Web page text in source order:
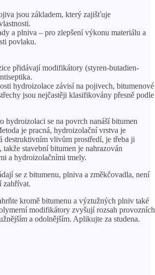
jsou základem, který zajišťuje
a plniva – pro zlepšení výkonu materiálu a
povlaku.
přidávají modifikátory (styren-butadien-
hydroizolace závisí na pojivech, bitumenové
jsou nejčastěji klasifikovány přesně podle
hydroizolaci se na povrch nanáší bitumen
je pracná, hydroizolační vrstva je
destruktivním vlivům prostředí, je třeba ji
takže stavební bitumen je nahrazován
a hydroizolačními tmely.
se z bitumenu, plniva a změkčovadla, není
zahřívat.
kromě bitumenu a výztužných plniv také
modifikátory zvyšují rozsah provozních
a odolnějším. Aplikujte za studena.